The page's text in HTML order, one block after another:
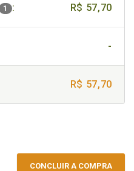
1 : R$ 57,70
-
R$ 57,70
CONCLUIR A COMPRA